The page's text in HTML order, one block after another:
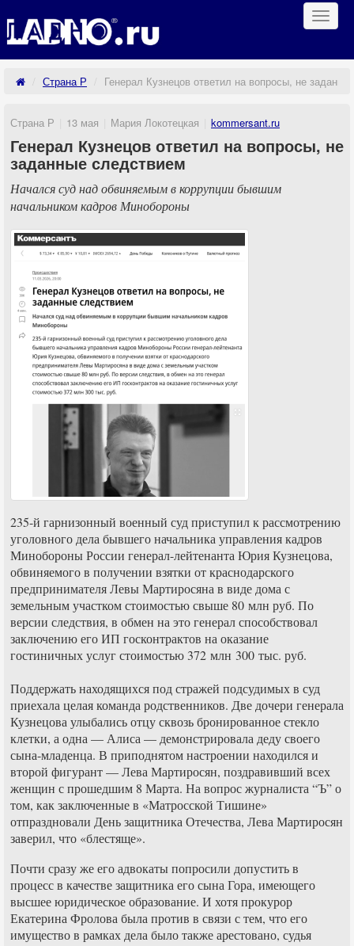
Страна Р Генерал Кузнецов ответил на вопросы, не
Страна Р 13 мая Мария Локотецкая kommersant.ru
Генерал Кузнецов ответил на вопросы, не
заданные следствием
Начался суд над обвиняемым в коррупции бывшим
начальником кадров Минобороны
235-й гарнизонный военный суд приступил к рассмотрению
уголовного дела бывшего начальника управления кадров
Минобороны России генерал-лейтенанта Юрия Кузнецова,
обвиняемого в получении взятки от краснодарского
предпринимателя Левы Мартиросяна в виде дома с
земельным участком стоимостью свыше 80 млн руб. По
версии следствия, в обмен на это генерал способствовал
заключению его ИП госконтрактов на оказание
гостиничных услуг стоимостью 372 млн 300 тыс. руб.
Поддержать находящихся под стражей подсудимых в суд
приехала целая команда родственников. Две дочери генерала
Кузнецова улыбались отцу сквозь бронированное стекло
клетки, а одна — Алиса — демонстрировала деду своего
сына-младенца. В приподнятом настроении находился и
второй фигурант — Лева Мартиросян, поздравивший всех
женщин с прошедшим 8 Марта. На вопрос журналиста “Ъ” о
том, как заключенные в «Матросской Тишине»
отпраздновали День защитника Отечества, Лева Мартиросян
заверил, что «блестяще».
Почти сразу же его адвокаты попросили допустить в
процесс в качестве защитника его сына Гора, имеющего
высшее юридическое образование. И хотя прокурор
Екатерина Фролова была против в связи с тем, что его
имущество в рамках дела было также арестовано, судья